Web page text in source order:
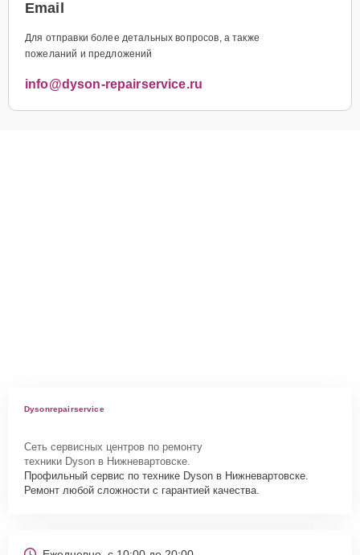
Email
Для отправки более детальных вопросов, а также
пожеланий и предложений
info@dyson-repairservice.ru
Dysonrepairservice
Сеть сервисных центров по ремонту
техники Dyson в Нижневартовске.
Профильный сервис по технике Dyson в Нижневартовске.
Ремонт любой сложности с гарантией качества.